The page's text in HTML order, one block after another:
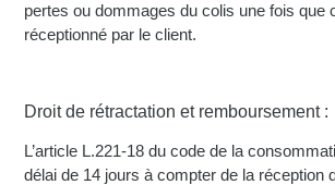
pertes ou dommages du colis une fois que
réceptionné par le client.
Droit de rétractation et remboursement :
L’article L.221-18 du code de la
délai de 14 jours à compter de la réception